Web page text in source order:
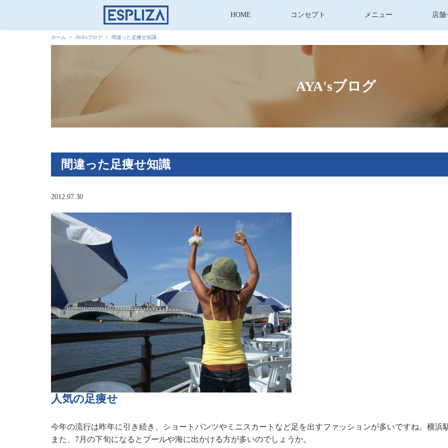
HOME コンセプト メニュー 店舗
ホーム AYA'sブログ 間違った足痩せ知識
AYA'sブログ
間違った足痩せ知識
2012.07.30
人気の足痩せ
今年の流行は昨年に引き続き、ショートパンツやミニスカートなど足を出すファッションが多いですね。横浜
また、7月の下旬になるとプールや海に出かける方が多いのでしょうか。